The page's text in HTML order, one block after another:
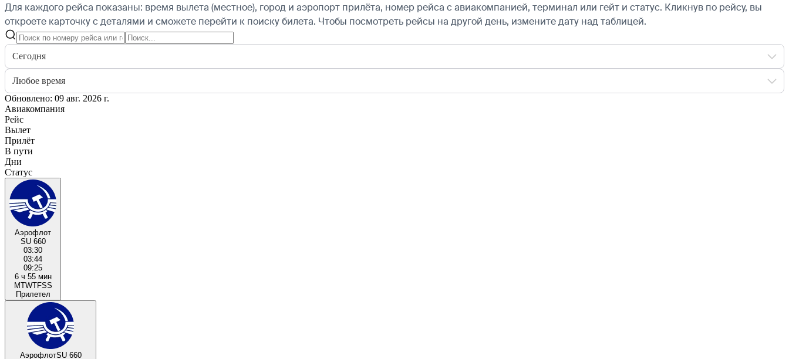
Для каждого рейса показаны: время вылета (местное), город и аэропорт прилёта, номер рейса с авиакомпанией, терминал или гейт и статус. Кликнув по рейсу, вы
откроете карточку с деталями и сможете перейти к поиску билета. Чтобы посмотреть рейсы на другой день, измените дату над таблицей.
Сегодня
Любое время
Обновлено: 09 авг. 2026 г.
Авиакомпания
Рейс
Вылет
Прилёт
В пути
Дни
Статус
Аэрофлот
SU 660
03:30
03:44
09:25
6 ч 55 мин
MTWTFSS
Прилетел
АэрофлотSU 660